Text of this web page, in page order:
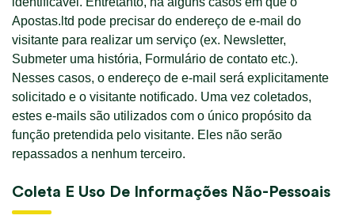
Apostas.ltd pode precisar do endereço de e-mail do
visitante para realizar um serviço (ex. Newsletter,
Submeter uma história, Formulário de contato etc.).
Nesses casos, o endereço de e-mail será explicitamente
solicitado e o visitante notificado. Uma vez coletados,
estes e-mails são utilizados com o único propósito da
função pretendida pelo visitante. Eles não serão
repassados a nenhum terceiro.
Coleta E Uso De Informações Não-Pessoais